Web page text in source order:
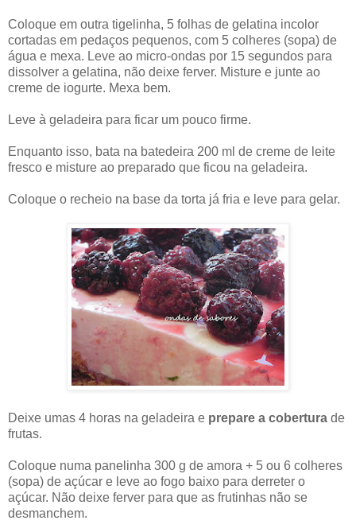
Coloque em outra tigelinha, 5 folhas de gelatina incolor
cortadas em pedaços pequenos, com 5 colheres (sopa) de
água e mexa. Leve ao micro-ondas por 15 segundos para
dissolver a gelatina, não deixe ferver. Misture e junte ao
creme de iogurte. Mexa bem.
Leve à geladeira para ficar um pouco firme.
Enquanto isso, bata na batedeira 200 ml de creme de leite
fresco e misture ao preparado que ficou na geladeira.
Coloque o recheio na base da torta já fria e leve para gelar.
Deixe umas 4 horas na geladeira e prepare a cobertura de
frutas.
Coloque numa panelinha 300 g de amora + 5 ou 6 colheres
(sopa) de açúcar e leve ao fogo baixo para derreter o
açúcar. Não deixe ferver para que as frutinhas não se
desmanchem.